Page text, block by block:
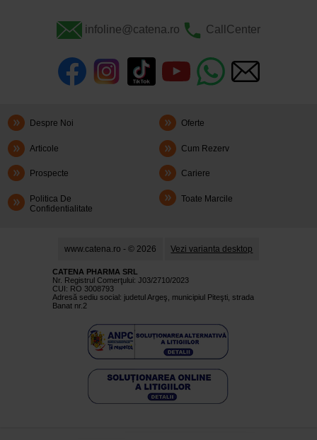
infoline@catena.ro CallCenter
Despre Noi Oferte
Articole Cum Rezerv
Prospecte Cariere
Politica De
Confidentialitate
Toate Marcile
www.catena.ro - © 2026 Vezi varianta desktop
CATENA PHARMA SRL
Nr. Registrul Comerţului: J03/2710/2023
CUI: RO 3008793
Adresă sediu social: judetul Argeş, municipiul Piteşti, strada
Banat nr.2